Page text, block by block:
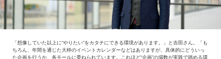
「想像していた以上に“やりたい”をカタチにできる環境があります。」と吉田さん。「も
ちろん、年間を通じた大枠のイベントカレンダーなどはありますが、具体的にどういっ
た企画を行うか、各モールに委ねられています。これほど“企画”の場数が実践で踏める環